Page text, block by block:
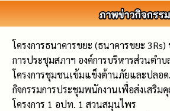
โครงการธนาคารขยะ (ธนาคารขยะ
การประชุมสภาฯ องค์การบริหารส่วนต
โครงการชุมชนเข้มแข็งต้านภัยและปลอ
กิจกรรมการประชุมพนักงานเพื่อส่งเสริ
โครงการ 1 อปท. 1 สวนสมุนไพร